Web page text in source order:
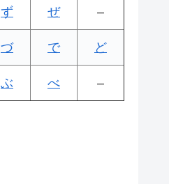
ず ぜ –
づ で ど
ぶ べ –